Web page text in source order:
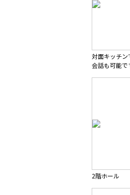
対面キッチン
会話も可能で
2階ホール